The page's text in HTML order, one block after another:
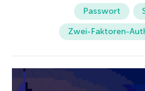
Passwort
Zwei-Faktoren-